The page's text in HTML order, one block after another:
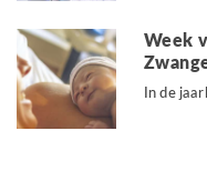
Week
In de